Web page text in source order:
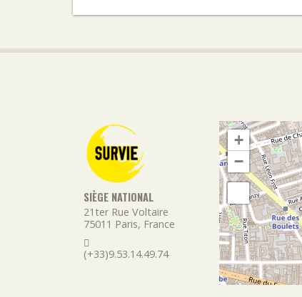
SIÈGE NATIONAL
21ter Rue Voltaire
75011 Paris, France
(+33)9.53.14.49.74
+
−